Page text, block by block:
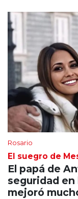
Rosario
El suegro de
El papá de
seguridad en
mejoró